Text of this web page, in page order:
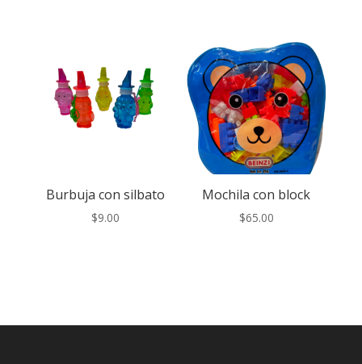
Burbuja con silbato
$9.00
Mochila con block
$65.00